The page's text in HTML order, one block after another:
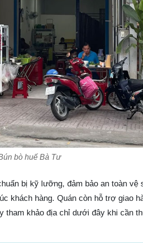
bò huế Bà Tư
bị kỹ lưỡng, đảm bảo an toàn vệ
khách hàng. Quán còn hỗ trợ giao
tham khảo địa chỉ dưới đây khi cần